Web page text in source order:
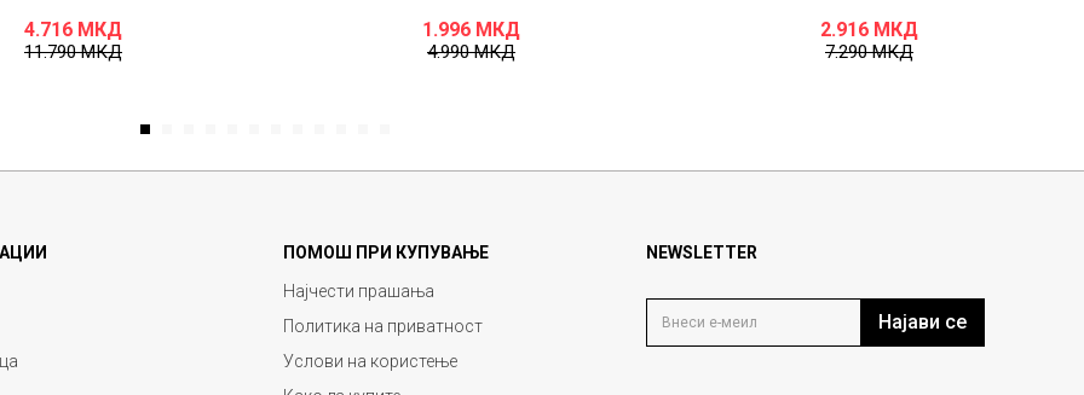
4.716 МКД
11.790МКД
1.996 МКД
4.990МКД
2.916 МКД
7.290МКД
1
ПОМОШ ПРИ КУПУВАЊЕ
Најчести прашања
Политика на приватност
Услови на користење
NEWSLETTER
Најави се